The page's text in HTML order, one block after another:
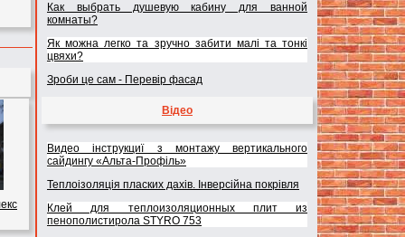
Как выбрать душевую кабину для ванной
комнаты?
Як можна легко та зручно забити малі та тонкі
цвяхи?
Зроби це сам - Перевір фасад
Відео
Видео інструкциї з монтажу вертикального
сайдингу «Альта-Профіль»
Теплоізоляція пласких дахів. Інверсійна покрівля
Клей для теплоизоляционных плит из
пенополистирола STYRO 753